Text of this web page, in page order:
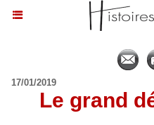
17/01/2019
​Le grand